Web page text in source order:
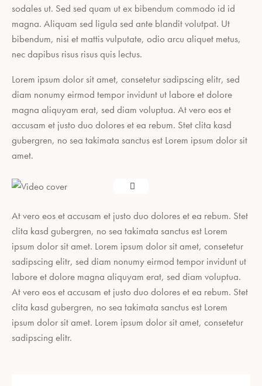
sodales ut. Sed sed quam ut ex bibendum commodo id id
magna. Aliquam sed ligula sed ante blandit volutpat. Ut
bibendum, nisi et mattis vulputate, odio arcu aliquet metus,
nec dapibus risus risus quis lectus.
Lorem ipsum dolor sit amet, consetetur sadipscing elitr, sed
diam nonumy eirmod tempor invidunt ut labore et dolore
magna aliquyam erat, sed diam voluptua. At vero eos et
accusam et justo duo dolores et ea rebum. Stet clita kasd
gubergren, no sea takimata sanctus est Lorem ipsum dolor sit
amet.
At vero eos et accusam et justo duo dolores et ea rebum. Stet
clita kasd gubergren, no sea takimata sanctus est Lorem
ipsum dolor sit amet. Lorem ipsum dolor sit amet, consetetur
sadipscing elitr, sed diam nonumy eirmod tempor invidunt ut
labore et dolore magna aliquyam erat, sed diam voluptua.
At vero eos et accusam et justo duo dolores et ea rebum. Stet
clita kasd gubergren, no sea takimata sanctus est Lorem
ipsum dolor sit amet. Lorem ipsum dolor sit amet, consetetur
sadipscing elitr.